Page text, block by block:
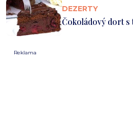
DEZERTY
Čokoládový dort s
Reklama